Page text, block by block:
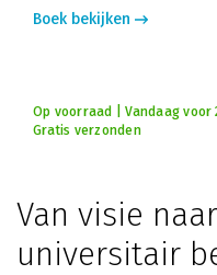
Boek bekijken
Op voorraad | Vandaag voor
Gratis verzonden
Van visie
universitair